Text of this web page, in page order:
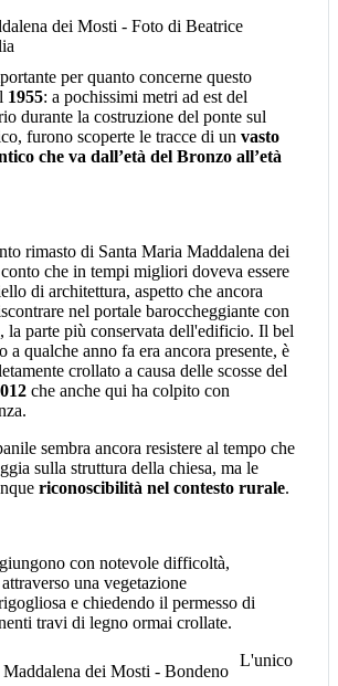
per quanto concerne questo
1955: a pochissimi metri ad est del
durante la costruzione del ponte sul
furono scoperte le tracce di un vasto
che va dall’età del Bronzo all’età
rimasto di Santa Maria Maddalena dei
che in tempi migliori doveva essere
di architettura, aspetto che ancora
nel portale baroccheggiante con
la parte più conservata dell'edificio. Il bel
a qualche anno fa era ancora presente, è
crollato a causa delle scosse del
che anche qui ha colpito con
sembra ancora resistere al tempo che
sulla struttura della chiesa, ma le
riconoscibilità nel contesto rurale.
con notevole difficoltà,
una vegetazione
e chiedendo il permesso di
travi di legno ormai crollate.
L'unico